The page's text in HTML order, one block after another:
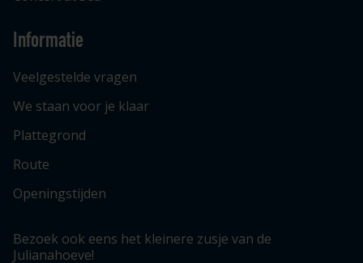
Informatie
Veelgestelde vragen
We staan voor je klaar
Plattegrond
Route
Openingstijden
Bezoek ook eens het kleinere zusje van de
Julianahoeve!